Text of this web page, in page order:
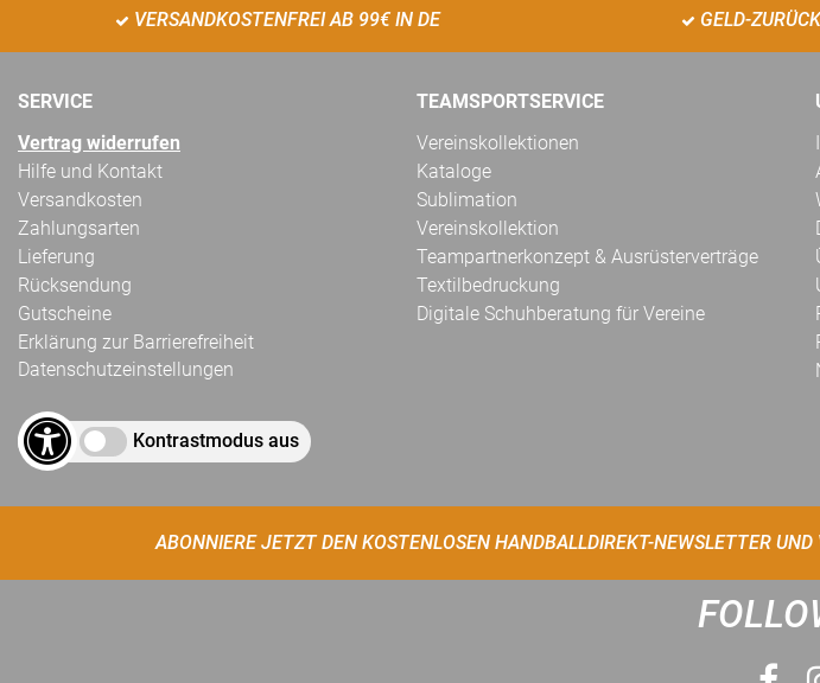
VERSANDKOSTENFREI AB 99€ IN DE GELD-
SERVICE
Vertrag widerrufen
Hilfe und Kontakt
Versandkosten
Zahlungsarten
Lieferung
Rücksendung
Gutscheine
Erklärung zur Barrierefreiheit
Datenschutzeinstellungen
Kontrastmodus aus
TEAMSPORTSERVICE
Vereinskollektionen
Kataloge
Sublimation
Vereinskollektion
Teampartnerkonzept & Ausrüsterverträge
Textilbedruckung
Digitale Schuhberatung für Vereine
ABONNIERE JETZT DEN KOSTENLOSEN HANDBALLDIREKT-NEWSLETTER